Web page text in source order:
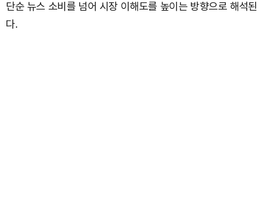
단순 뉴스 소비를 넘어 시장 이해도를 높이는 방향으로 해석된
다.